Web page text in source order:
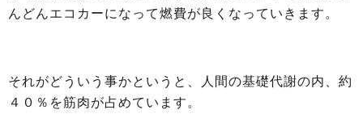
んどんエコカーになって燃費が良くなっていきます。
それがどういう事かというと、人間の基礎代謝の内、約
４０％を筋肉が占めています。